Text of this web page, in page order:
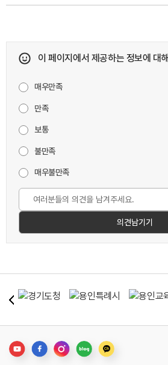
이 페이지에서 제공하는 정보에 대
매우만족
만족
보통
불만족
매우불만족